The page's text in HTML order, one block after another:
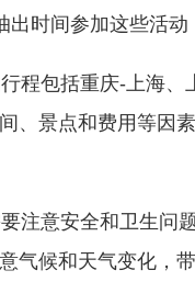
出时间参加这些活
程包括重庆-上海、
、景点和费用等因
注意安全和卫生问
气候和天气变化，